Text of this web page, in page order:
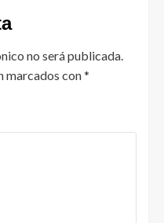
no será publicada.
marcados con*